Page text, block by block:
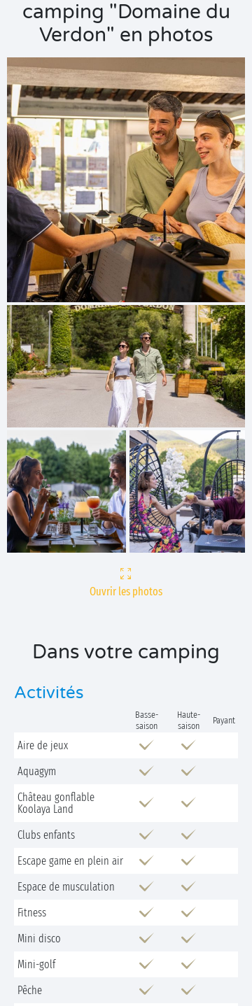
camping "Domaine du
Verdon" en photos
Ouvrir les photos
Dans votre camping
Activités
Basse-
saison
Haute-
saison
Payant
Aire de jeux
Aquagym
Château gonflable
Koolaya Land
Clubs enfants
Escape game en plein air
Espace de musculation
Fitness
Mini disco
Mini-golf
Pêche